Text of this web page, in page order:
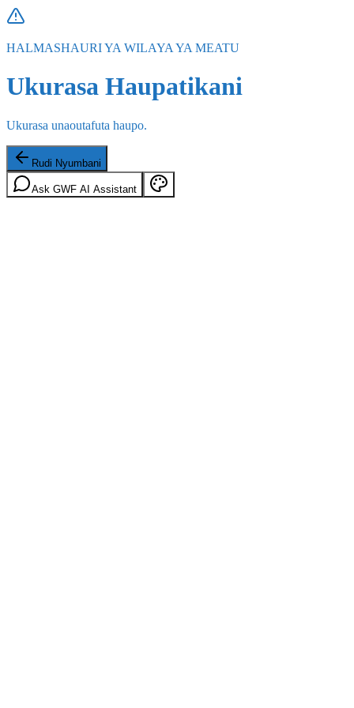
HALMASHAURI YA WILAYA YA MEATU
Ukurasa Haupatikani
Ukurasa unaoutafuta haupo.
Rudi Nyumbani
Ask GWF AI Assistant